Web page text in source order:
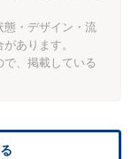
態・デザイン・流
あります。
、掲載している